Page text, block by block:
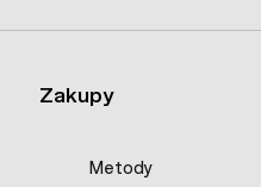
Zakupy
Metody